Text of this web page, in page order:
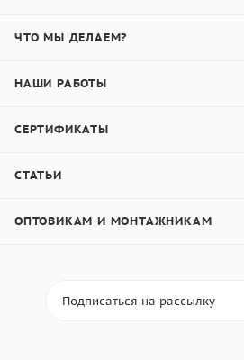
ЧТО МЫ ДЕЛАЕМ?
НАШИ РАБОТЫ
СЕРТИФИКАТЫ
СТАТЬИ
ОПТОВИКАМ И МОНТАЖНИКАМ
Подписаться на рассылку